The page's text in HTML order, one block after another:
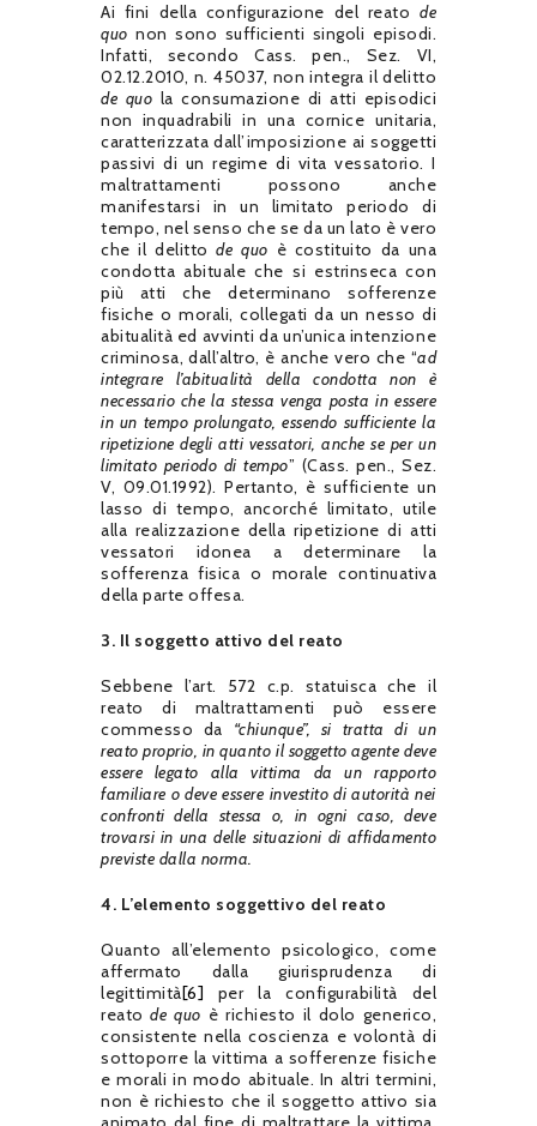
Ai fini della configurazione del reato de
quo non sono sufficienti singoli episodi.
Infatti, secondo Cass. pen., Sez. VI,
02.12.2010, n. 45037, non integra il delitto
de quo la consumazione di atti episodici
non inquadrabili in una cornice unitaria,
caratterizzata dall’imposizione ai soggetti
passivi di un regime di vita vessatorio. I
maltrattamenti possono anche
manifestarsi in un limitato periodo di
tempo, nel senso che se da un lato è vero
che il delittode quo è costituito da una
condotta abituale che si estrinseca con
più atti che determinano sofferenze
fisiche o morali, collegati da un nesso di
abitualità ed avvinti da un’unica intenzione
criminosa, dall’altro, è anche vero che “ad
integrare l’abitualità della condotta non è
necessario che la stessa venga posta in essere
in un tempo prolungato, essendo sufficiente la
ripetizione degli atti vessatori, anche se per un
limitato periodo di tempo” (Cass. pen., Sez.
V, 09.01.1992). Pertanto, è sufficiente un
lasso di tempo, ancorché limitato, utile
alla realizzazione della ripetizione di atti
vessatori idonea a determinare la
sofferenza fisica o morale continuativa
della parte offesa.
3. Il soggetto attivo del reato
Sebbene l’art. 572 c.p. statuisca che il
reato di maltrattamenti può essere
commesso da “chiunque”, si tratta di un
reato proprio, in quanto il soggetto agente deve
essere legato alla vittima da un rapporto
familiare o deve essere investito di autorità nei
confronti della stessa o, in ogni caso, deve
trovarsi in una delle situazioni di affidamento
previste dalla norma.
4. L’elemento soggettivo del reato
Quanto all’elemento psicologico, come
affermato dalla giurisprudenza di
legittimità[6] per la configurabilità del
reatode quo è richiesto il dolo generico,
consistente nella coscienza e volontà di
sottoporre la vittima a sofferenze fisiche
e morali in modo abituale. In altri termini,
non è richiesto che il soggetto attivo sia